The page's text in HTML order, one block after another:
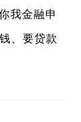
我金融申
、要贷款